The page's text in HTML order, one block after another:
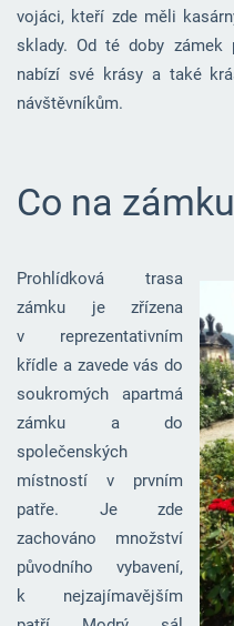
vojáci, kteří zde měli
sklady. Od té doby zámek
nabízí své krásy a také
návštěvníkům.
Co na
Prohlídková trasa
zámku je zřízena
v reprezentativním
křídle a zavede vás do
soukromých apartmá
zámku a do
společenských
místností v prvním
patře. Je zde
zachováno množství
původního vybavení,
k nejzajímavějším